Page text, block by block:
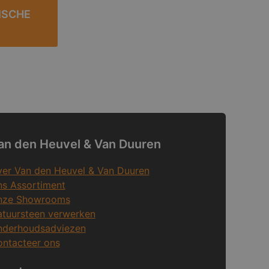
den Heuvel & Van Duuren
Van den Heuvel & Van Duuren
Assortiment
Showrooms
verwerken
ons